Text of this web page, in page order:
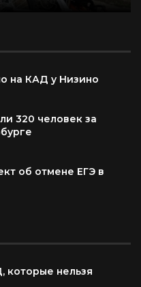
на КАД у Низино
320 человек за
об отмене ЕГЭ в
нельзя